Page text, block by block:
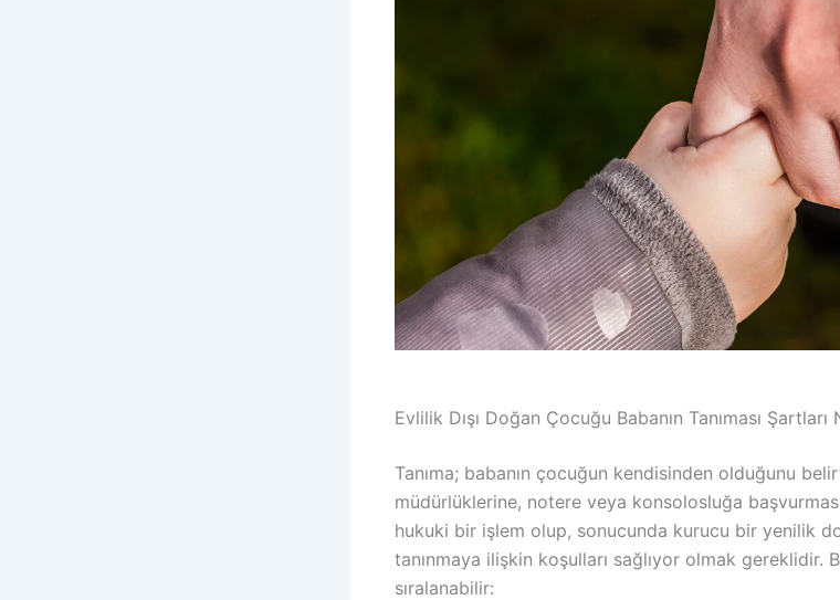
Evlilik Dışı Doğan Çocuğu Babanın Tanıması Şartları
Tanıma; babanın çocuğun kendisinden olduğunu
müdürlüklerine, notere veya konsolosluğa
hukuki bir işlem olup, sonucunda kurucu bir yenilik
tanınmaya ilişkin koşulları sağlıyor olmak gereklidir.
sıralanabilir: